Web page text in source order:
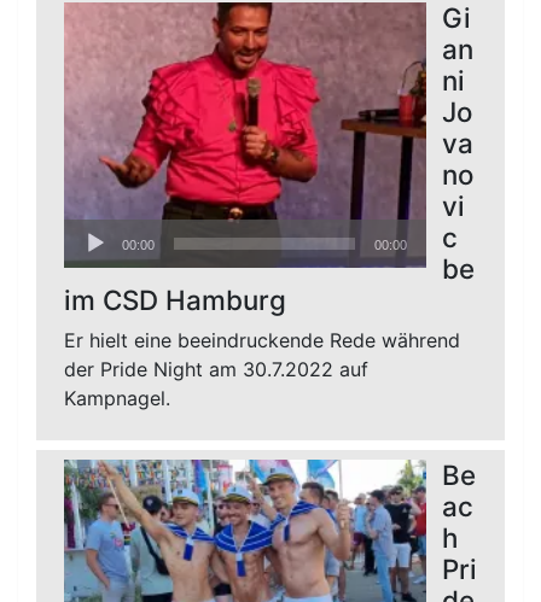
Audio-
Player
00:00 00:00
Gi
an
ni
Jo
va
no
vi
c
be
im CSD Hamburg
Er hielt eine beeindruckende Rede während
der Pride Night am 30.7.2022 auf
Kampnagel.
Be
ac
h
Pri